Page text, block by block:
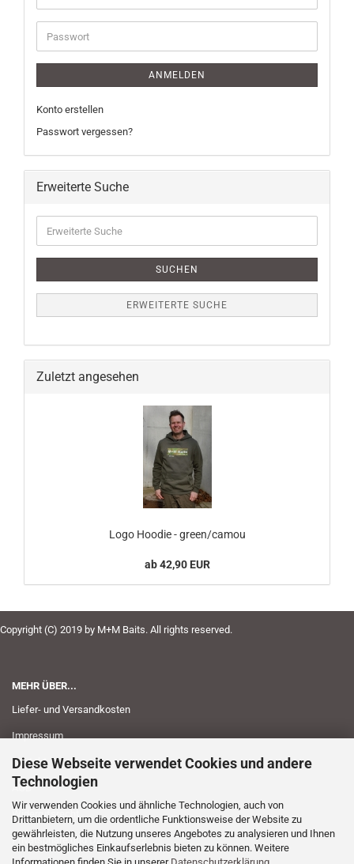
Diese Webseite verwendet Cookies und andere
Technologien
Wir verwenden Cookies und ähnliche Technologien, auch von
Drittanbietern, um die ordentliche Funktionsweise der Website zu
gewährleisten, die Nutzung unseres Angebotes zu analysieren und Ihnen
ein bestmögliches Einkaufserlebnis bieten zu können. Weitere
Informationen finden Sie in unserer Datenschutzerklärung
Mail-
Adresse
Passwort
ANMELDEN
Konto erstellen
Passwort vergessen?
Erweiterte Suche
Suche
SUCHEN
ERWEITERTE SUCHE
Zuletzt angesehen
Logo Hoodie - green/camou
ab 42,90 EUR
Copyright (C) 2019 by M+M Baits. All rights reserved.
MEHR ÜBER...
Liefer- und Versandkosten
Impressum
Kontakt
AGB
Widerrufsrecht
Privatsphäre und Datenschutz